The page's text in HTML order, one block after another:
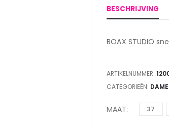
was:
BESCHRIJVING
BOAX STUDIO
ARTIKELNUMMER:
CATEGORIEËN:
MAAT 37